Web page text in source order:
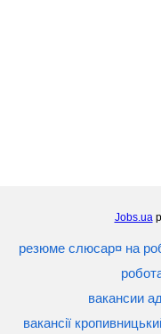
Jobs.ua
резюме слюсар¤ на
вакансии
вакансії